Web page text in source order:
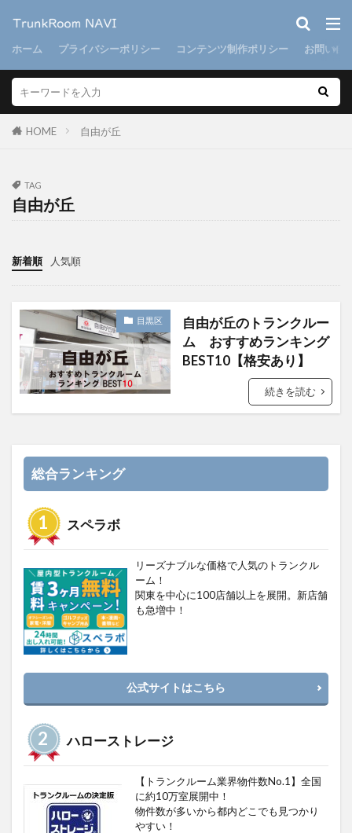
ホーム プライバシーポリシー コンテンツ制作ポリシー お問い合
HOME 自由が丘
TAG
自由が丘
新着順 人気順
目黒区
自由が丘のトランクルー
ム おすすめランキング
BEST10【格安あり】
続きを読む
総合ランキング
スペラボ
リーズナブルな価格で人気のトランクル
ーム！
関東を中心に100店舗以上を展開。新店舗
も急増中！
公式サイトはこちら
ハローストレージ
【トランクルーム業界物件数No.1】全国
に約10万室展開中！
物件数が多いから都内どこでも見つかり
やすい！